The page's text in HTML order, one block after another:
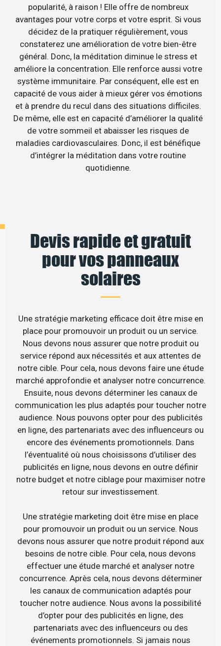
popularité, à raison ! Elle offre de nombreux
avantages pour votre corps et votre esprit. Si vous
décidez de la pratiquer régulièrement, vous
constaterez une amélioration de votre bien-être
général. Donc, la méditation diminue le stress et
améliore la concentration. Elle renforce aussi votre
système immunitaire. Par conséquent, elle est en
capacité de vous aider à mieux gérer vos émotions
et à prendre du recul dans des situations difficiles.
De même, elle est en capacité d’améliorer la qualité
de votre sommeil et abaisser les risques de
maladies cardiovasculaires. Donc, il est bénéfique
d’intégrer la méditation dans votre routine
quotidienne.
Devis rapide et gratuit
pour vos panneaux
solaires
Une stratégie marketing efficace doit être mise en
place pour promouvoir un produit ou un service.
Nous devons nous assurer que notre produit ou
service répond aux nécessités et aux attentes de
notre cible. Pour cela, nous devons faire une étude
marché approfondie et analyser notre concurrence.
Ensuite, nous devons déterminer les canaux de
communication les plus adaptés pour toucher notre
audience. Nous pouvons opter pour des publicités
en ligne, des partenariats avec des influenceurs ou
encore des événements promotionnels. Dans
l’éventualité où nous choisissons d’utiliser des
publicités en ligne, nous devons en outre définir
notre budget et notre ciblage pour maximiser notre
retour sur investissement.
Une stratégie marketing doit être mise en place
pour promouvoir un produit ou un service. Nous
devons nous assurer que notre produit répond aux
besoins de notre cible. Pour cela, nous devons
effectuer une étude marché et analyser notre
concurrence. Après cela, nous devons déterminer
les canaux de communication adaptés pour
toucher notre audience. Nous avons la possibilité
d’opter pour des publicités en ligne, des
partenariats avec des influenceurs ou des
événements promotionnels. Si jamais nous